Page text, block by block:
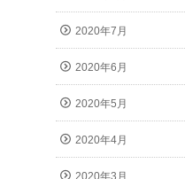
2020年7月
2020年6月
2020年5月
2020年4月
2020年3月